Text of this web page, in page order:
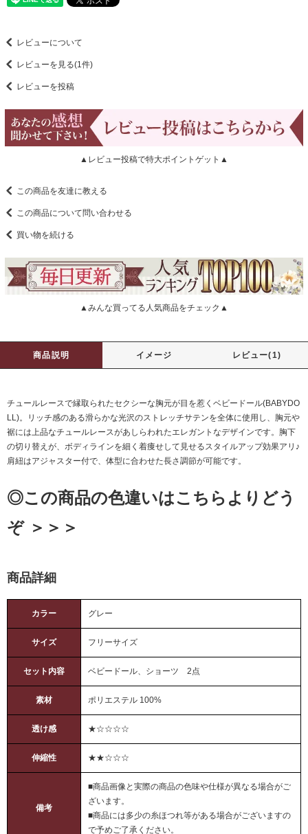
レビューについて
レビューを見る(1件)
レビューを投稿
▲レビュー投稿で特大ポイントゲット▲
この商品を友達に教える
この商品について問い合わせる
買い物を続ける
▲みんな買ってる人気商品をチェック▲
商品説明 イメージ レビュー(1)
チュールレースで縁取られたセクシーな胸元が目を惹くベビードール(BABYDO
LL)。リッチ感のある滑らかな光沢のストレッチサテンを全体に使用し、胸元や
裾には上品なチュールレースがあしらわれたエレガントなデザインです。胸下
の切り替えが、ボディラインを細く着痩せして見せるスタイルアップ効果アリ♪
肩紐はアジャスター付で、体型に合わせた長さ調節が可能です。
◎この商品の色違いはこちらよりどう
ぞ ＞＞＞
商品詳細
カラー グレー
サイズ フリーサイズ
セット内容 ベビードール、ショーツ 2点
素材 ポリエステル 100%
透け感 ★☆☆☆☆
伸縮性 ★★☆☆☆
備考
■商品画像と実際の商品の色味や仕様が異なる場合がご
ざいます。
■商品には多少の糸ほつれ等がある場合がございますの
で予めご了承ください。